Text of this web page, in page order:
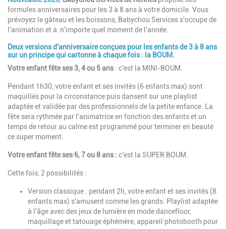
formules anniversaires pour les 3 à 8 ans à votre domicile. Vous
prévoyez le gâteau et les boissons, Babychou Services s'occupe de
l'animation et à n'importe quel moment de l'année.
Deux versions d'anniversaire conçues pour lesenfants de 3 à 8 ans
sur un principe qui cartonne à chaque fois : la BOUM.
Votre enfant fête ses 3, 4 ou 5 ans : c'est la MINI-BOUM.
Pendant 1h30, votre enfant et ses invités (6 enfants max) sont
maquillés pour la circonstance puis dansent sur une playlist
adaptée et validée par des professionnels de la petite enfance. La
fête sera rythmée par l'animatrice en fonction des enfants et un
temps de retour au calme est programmé pour terminer en beauté
ce super moment.
Votre enfant fête ses 6, 7 ou 8 ans : c'est la SUPER BOUM.
Cette fois, 2 possibilités :
Version classique : pendant 2h, votre enfant et ses invités (8
enfants max) s'amusent comme les grands. Playlist adaptée
à l'âge avec des jeux de lumière en mode dancefloor,
maquillage et tatouage éphémère, appareil photobooth pour